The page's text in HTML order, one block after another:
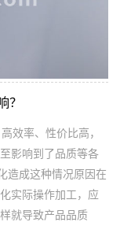
？
效率、性价比高，
影响到了品质等各
造成这种情况原因在
实际操作加工，应
就导致产品品质